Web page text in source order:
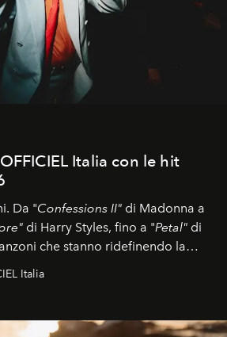
Italia con le hit
Da "Confessions II" di Madonna a
di Harry Styles, fino a "Petal" di
che stanno ridefinendo la
Italia